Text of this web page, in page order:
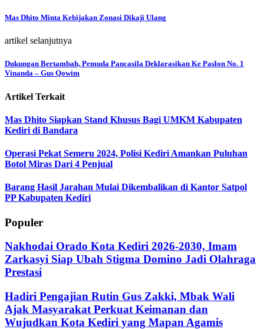
Mas Dhito Minta Kebijakan Zonasi Dikaji Ulang
artikel selanjutnya
Dukungan Bertambah, Pemuda Pancasila Deklarasikan Ke Paslon No. 1
Vinanda – Gus Qowim
Artikel Terkait
Mas Dhito Siapkan Stand Khusus Bagi UMKM Kabupaten
Kediri di Bandara
Operasi Pekat Semeru 2024, Polisi Kediri Amankan Puluhan
Botol Miras Dari 4 Penjual
Barang Hasil Jarahan Mulai Dikembalikan di Kantor Satpol
PP Kabupaten Kediri
Populer
Nakhodai Orado Kota Kediri 2026-2030, Imam
Zarkasyi Siap Ubah Stigma Domino Jadi Olahraga
Prestasi
Hadiri Pengajian Rutin Gus Zakki, Mbak Wali
Ajak Masyarakat Perkuat Keimanan dan
Wujudkan Kota Kediri yang Mapan Agamis